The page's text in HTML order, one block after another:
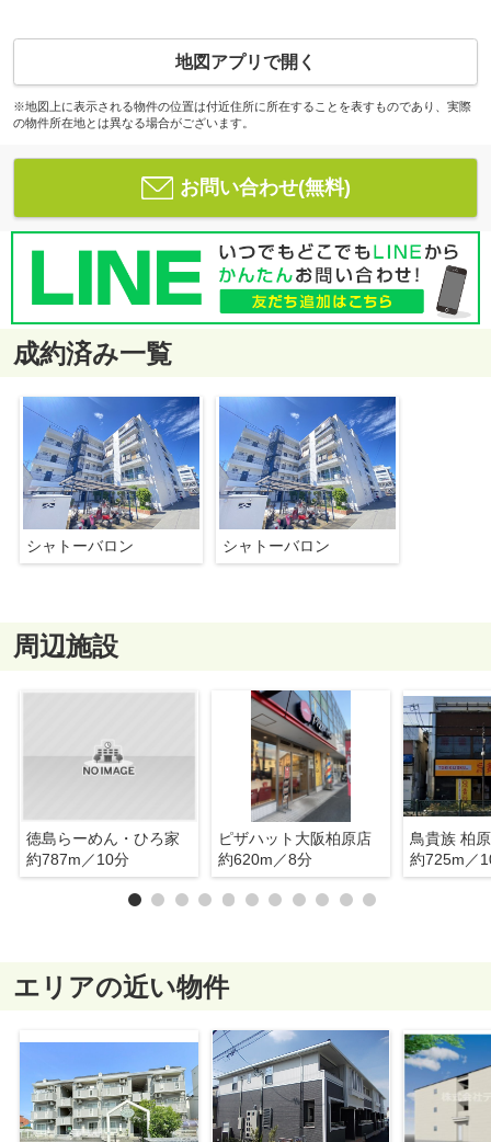
地図アプリで開く
※地図上に表示される物件の位置は付近住所に所在することを表すものであり、実際
の物件所在地とは異なる場合がございます。
お問い合わせ(無料)
成約済み一覧
シャトーバロン シャトーバロン
周辺施設
徳島らーめん・ひろ家
約787m／10分
ピザハット大阪柏原店
約620m／8分
鳥貴族 柏
約725m／
エリアの近い物件